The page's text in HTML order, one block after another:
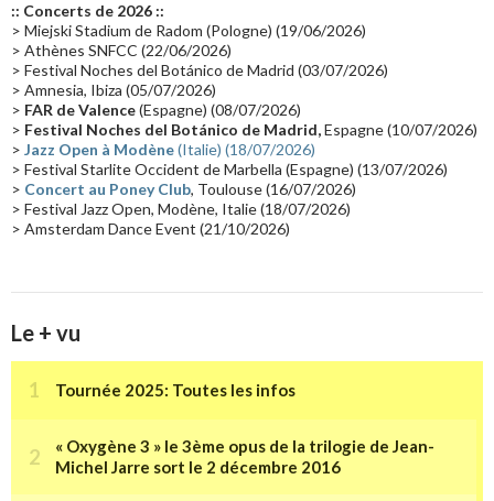
Passages radio Vidéo Jarrecast (16) Synthé 80's
Les concerts en Chine(16) Cinéma
Synthé Roland(15) Belgique(15)
(14) Astronomie (14) (14)
Tournée 2025(14) 2024(14) Chine(13)
:: Concerts de 2026 ::
> Miejski Stadium de Radom (Pologne) (19/06/2026)
> Athènes SNFCC (22/06/2026)
> Festival Noches del Botánico de Madrid (03/07/2026)
> Amnesia, Ibiza (05/07/2026)
> FAR de Valence(Espagne) (08/07/2026)
> Festival Noches del Botánico de Madrid,Espagne (10/07/2026)
> Jazz Open à Modène(Italie) (18/07/2026)
> Festival Starlite Occident de Marbella (Espagne) (13/07/2026)
> Concert au Poney Club, Toulouse (16/07/2026)
> Festival Jazz Open, Modène, Italie (18/07/2026)
> Amsterdam Dance Event (21/10/2026)
Le + vu